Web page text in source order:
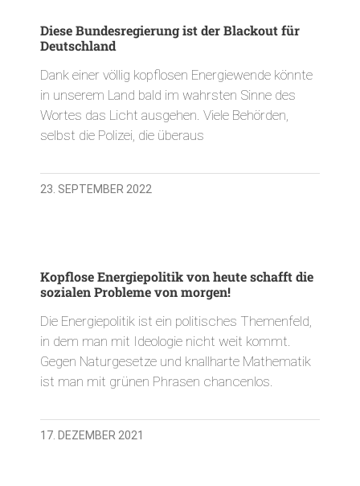
Diese Bundesregierung ist der Blackout für
Deutschland
Dank einer völlig kopflosen Energiewende könnte
in unserem Land bald im wahrsten Sinne des
Wortes das Licht ausgehen. Viele Behörden,
selbst die Polizei, die überaus
23. SEPTEMBER 2022
Kopflose Energiepolitik von heute schafft die
sozialen Probleme von morgen!
Die Energiepolitik ist ein politisches Themenfeld,
in dem man mit Ideologie nicht weit kommt.
Gegen Naturgesetze und knallharte Mathematik
ist man mit grünen Phrasen chancenlos.
17. DEZEMBER 2021